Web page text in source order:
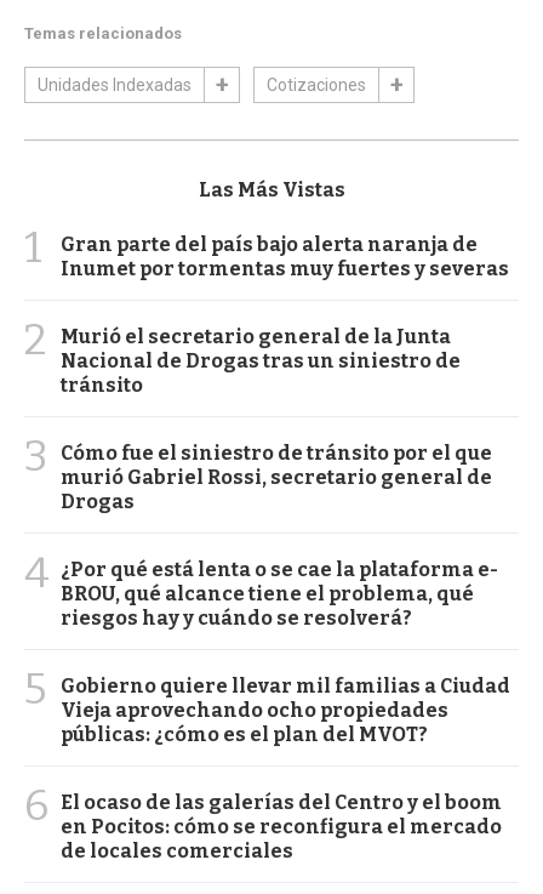
Temas relacionados
Unidades Indexadas Cotizaciones
Las Más Vistas
1
Gran parte del país bajo alerta naranja de
Inumet por tormentas muy fuertes y severas
2
Murió el secretario general de la Junta
Nacional de Drogas tras un siniestro de
tránsito
3
Cómo fue el siniestro de tránsito por el que
murió Gabriel Rossi, secretario general de
Drogas
4 ¿Por qué está lenta o se cae la plataforma e-
BROU, qué alcance tiene el problema, qué
riesgos hay y cuándo se resolverá?
5
Gobierno quiere llevar mil familias a Ciudad
Vieja aprovechando ocho propiedades
públicas: ¿cómo es el plan del MVOT?
6
El ocaso de las galerías del Centro y el boom
en Pocitos: cómo se reconfigura el mercado
de locales comerciales